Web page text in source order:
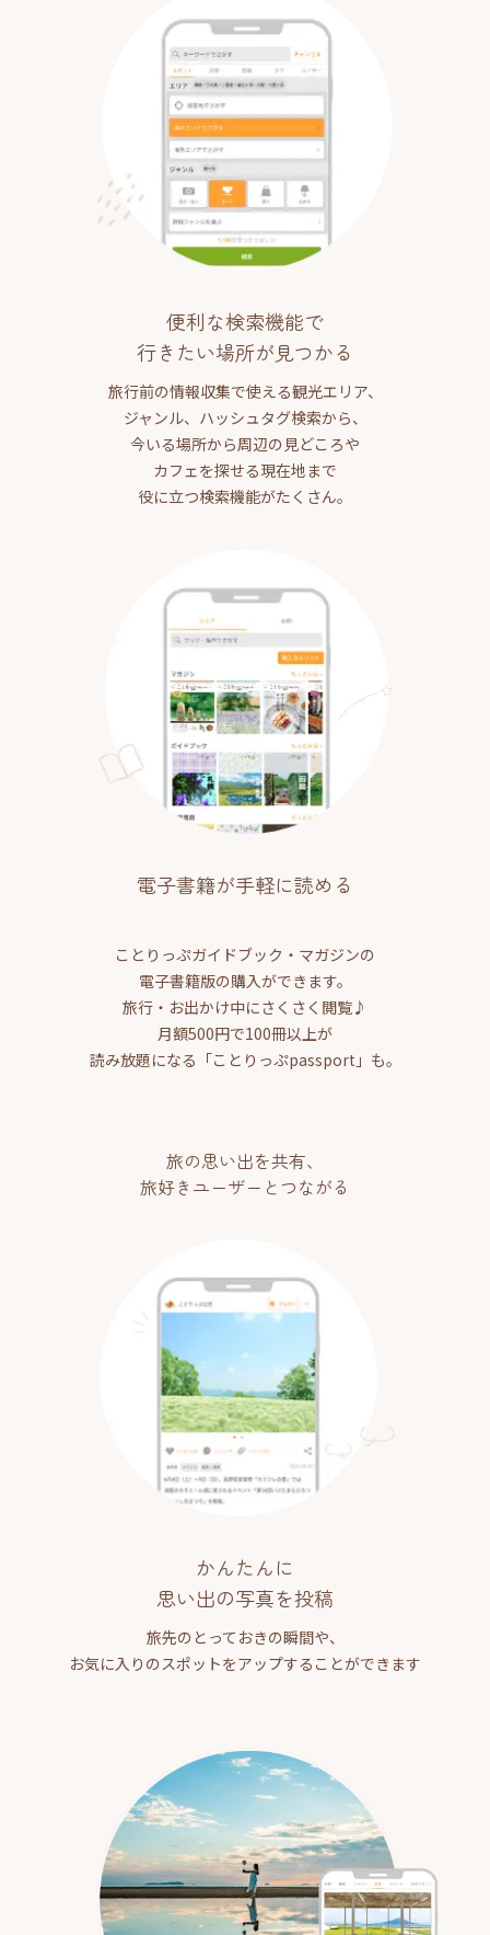
便利な検索機能で
行きたい場所が見つかる
旅行前の情報収集で使える観光エリア、
ジャンル、ハッシュタグ検索から、
今いる場所から周辺の見どころや
カフェを探せる現在地まで
役に立つ検索機能がたくさん。
電子書籍が手軽に読める
ことりっぷガイドブック・マガジンの
電子書籍版の購入ができます。
旅行・お出かけ中にさくさく閲覧♪
月額500円で100冊以上が
読み放題になる「ことりっぷpassport」も。
旅の思い出を共有、
旅好きユーザーとつながる
かんたんに
思い出の写真を投稿
旅先のとっておきの瞬間や、
お気に入りのスポットをアップすることができます